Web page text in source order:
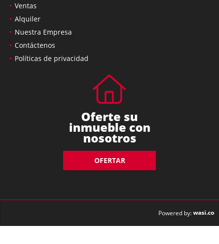
Ventas
Alquiler
Nuestra Empresa
Contáctenos
Políticas de privacidad
Oferte su
inmueble con
nosotros
OFERTAR
Powered by:wasi.co